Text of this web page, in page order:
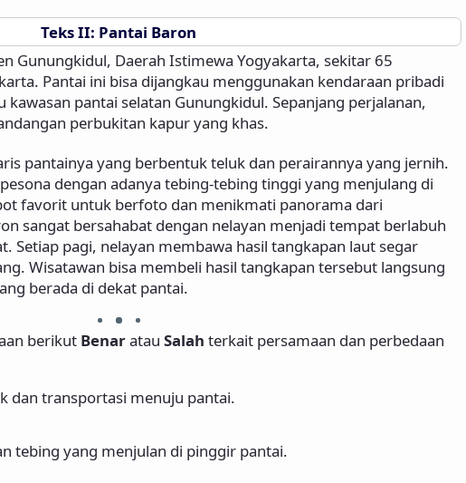
Teks II: Pantai Baron
Gunungkidul, Daerah Istimewa Yogyakarta, sekitar 65
Pantai ini bisa dijangkau menggunakan kendaraan pribadi
pantai selatan Gunungkidul. Sepanjang perjalanan,
perbukitan kapur yang khas.
pantainya yang berbentuk teluk dan perairannya yang jernih.
dengan adanya tebing-tebing tinggi yang menjulang di
favorit untuk berfoto dan menikmati panorama dari
sangat bersahabat dengan nelayan menjadi tempat berlabuh
Setiap pagi, nelayan membawa hasil tangkapan laut segar
Wisatawan bisa membeli hasil tangkapan tersebut langsung
berada di dekat pantai.
berikut Benaratau Salah terkait persamaan dan perbedaan
dan transportasi menuju pantai.
tebing yang menjulan di pinggir pantai.